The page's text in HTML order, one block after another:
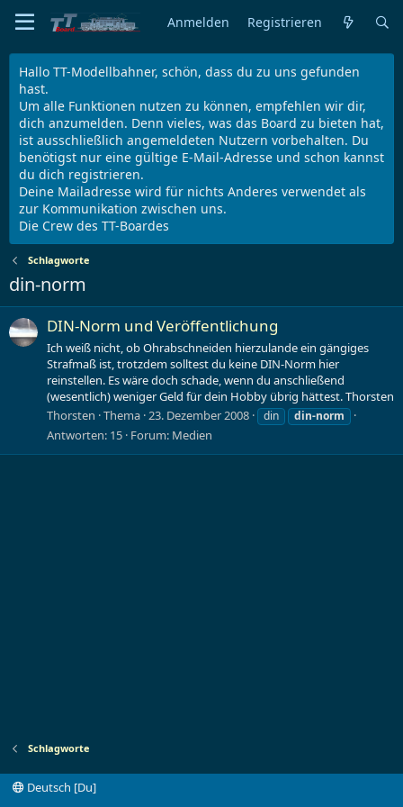
Anmelden Registrieren
Hallo TT-Modellbahner, schön, dass du zu uns gefunden
hast.
Um alle Funktionen nutzen zu können, empfehlen wir dir,
dich anzumelden. Denn vieles, was das Board zu bieten hat,
ist ausschließlich angemeldeten Nutzern vorbehalten. Du
benötigst nur eine gültige E-Mail-Adresse und schon kannst
du dich registrieren.
Deine Mailadresse wird für nichts Anderes verwendet als
zur Kommunikation zwischen uns.
Die Crew des TT-Boardes
Schlagworte
din-norm
DIN-Norm und Veröffentlichung
Ich weiß nicht, ob Ohrabschneiden hierzulande ein gängiges
Strafmaß ist, trotzdem solltest du keine DIN-Norm hier
reinstellen. Es wäre doch schade, wenn du anschließend
(wesentlich) weniger Geld für dein Hobby übrig hättest. Thorsten
Thorsten Thema 23. Dezember 2008 din din-norm
Antworten: 15 Forum: Medien
Schlagworte
Deutsch [Du]